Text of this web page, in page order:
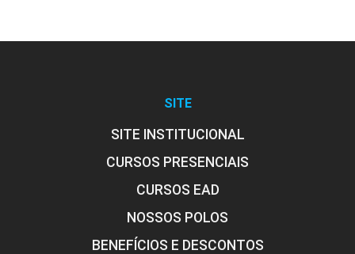
SITE
SITE INSTITUCIONAL
CURSOS PRESENCIAIS
CURSOS EAD
NOSSOS POLOS
BENEFÍCIOS E DESCONTOS